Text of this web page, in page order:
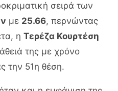
σειρά των
με 25.66, περνώντας
η Τερέζα Κουρτέση
της με χρόνο
την 51η θέση.